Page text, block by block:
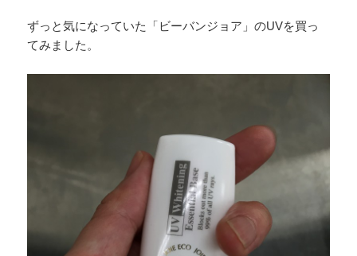
ずっと気になっていた「ビーバンジョア」のUVを買っ
てみました。